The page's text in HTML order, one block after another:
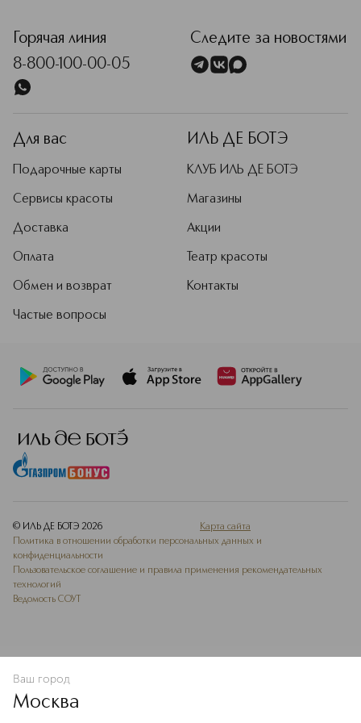
В КОРЗИНУ
Горячая линия
8-800-100-00-05
Следите за новостями
Для вас
Подарочные карты
Сервисы красоты
Доставка
Оплата
Обмен и возврат
Частые вопросы
ИЛЬ ДЕ БОТЭ
КЛУБ ИЛЬ ДЕ БОТЭ
Магазины
Акции
Театр красоты
Контакты
© ИЛЬ ДЕ БОТЭ 2026
Карта сайта
Политика в отношении обработки персональных данных и
конфиденциальности
Пользовательское соглашение и правила применения рекомендательных
технологий
Ведомость СОУТ
Ваш город
Москва